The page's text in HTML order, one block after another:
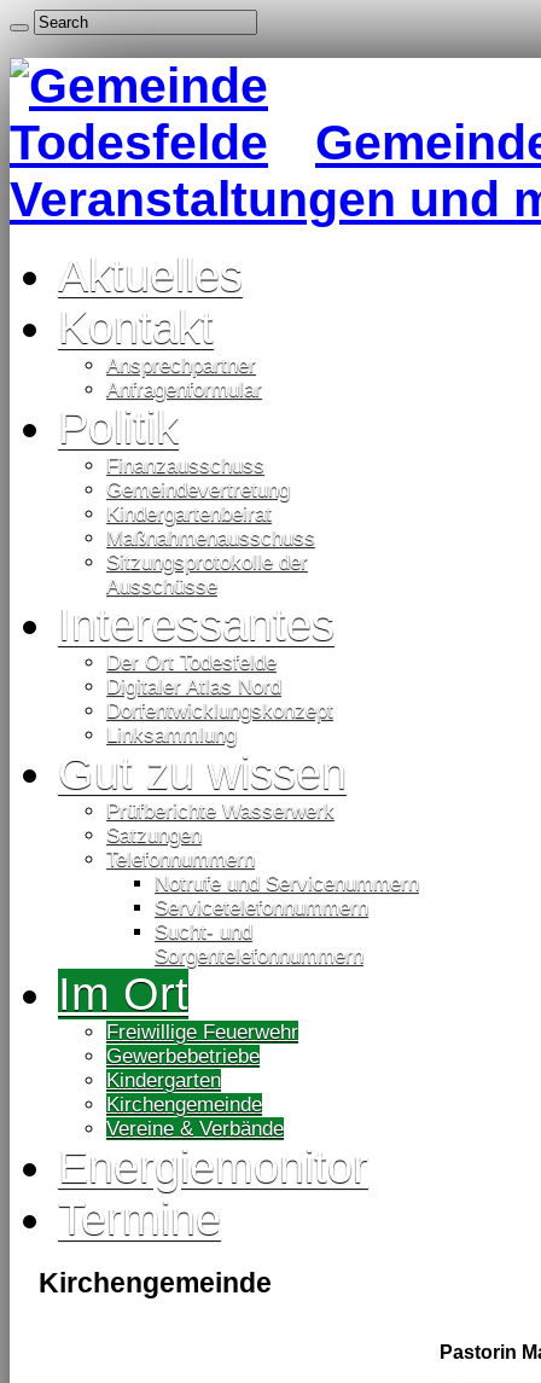
Veranstaltungen und
Aktuelles
Kontakt
Ansprechpartner
Anfragenformular
Politik
Finanzausschuss
Gemeindevertretung
Kindergartenbeirat
Maßnahmenausschuss
Sitzungsprotokolle der
Ausschüsse
Interessantes
Der Ort Todesfelde
Digitaler Atlas Nord
Dorfentwicklungskonzept
Linksammlung
Gut zu wissen
Prüfberichte Wasserwerk
Satzungen
Telefonnummern
Notrufe und Servicenummern
Servicetelefonnummern
Sucht- und
Sorgentelefonnummern
Im Ort
Freiwillige Feuerwehr
Gewerbebetriebe
Kindergarten
Kirchengemeinde
Vereine & Verbände
Energiemonitor
Termine
Kirchengemeinde
Pastorin